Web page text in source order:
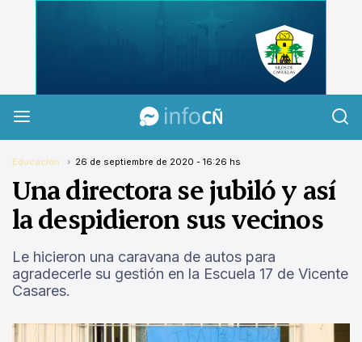
Educación 26 de septiembre de 2020 - 16:26 hs
Una directora se jubiló y así
la despidieron sus vecinos
Le hicieron una caravana de autos para
agradecerle su gestión en la Escuela 17 de Vicente
Casares.